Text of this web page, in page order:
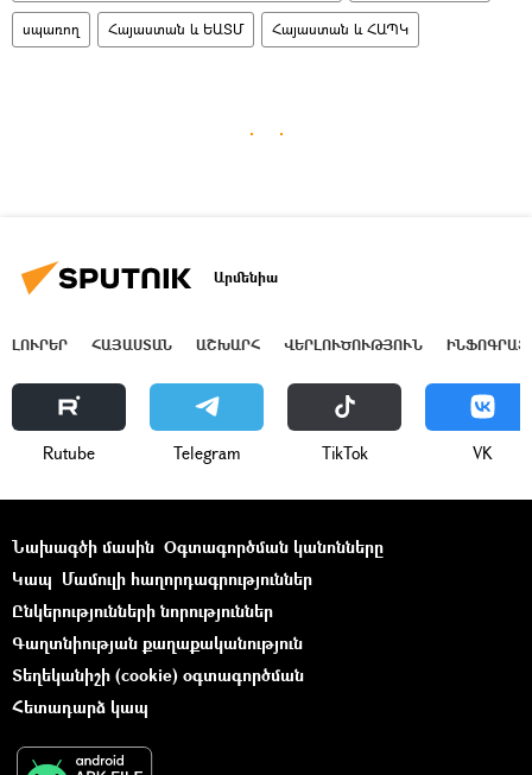
սպառող Հայաստան և ԵԱՏՄ Հայաստան և ՀԱՊԿ
Արմենիա
ԼՈՒՐԵՐ ՀԱՅԱՍՏԱՆ ԱՇԽԱՐՀ ՎԵՐԼՈՒԾՈՒԹՅՈՒՆ
Rutube Telegram ТikТоk VK
Նախագծի մասին Օգտագործման կանոնները
Կապ Մամուլի հաղորդագրություններ
Ընկերությունների նորություններ
Գաղտնիության քաղաքականություն
Տեղեկանիշի (cookie) օգտագործման
Հետադարձ կապ